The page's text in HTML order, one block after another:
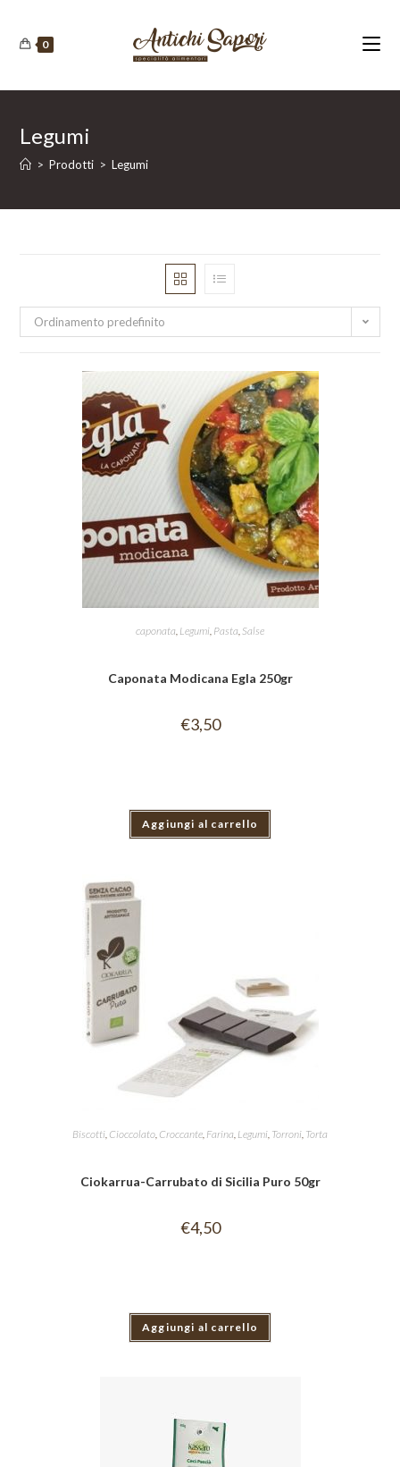
contenuto
0
Legumi
> Prodotti > Legumi
Ordinamento predefinito
caponata, Legumi, Pasta, Salse
Caponata Modicana Egla 250gr
€3,50
Aggiungi al carrello
Biscotti Cioccolato Croccante Farina Legumi Torroni Torta
Ciokarrua-Carrubato di Sicilia Puro 50gr
€4,50
Aggiungi al carrello